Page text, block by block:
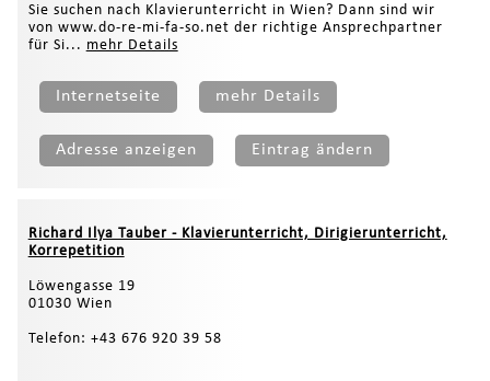
Sie suchen nach Klavierunterricht in Wien? Dann sind wir
von www.do-re-mi-fa-so.net der richtige Ansprechpartner
für Si... mehr Details
Internetseite mehr Details
Adresse anzeigen Eintrag ändern
Richard Ilya Tauber - Klavierunterricht, Dirigierunterricht,
Korrepetition
Löwengasse 19
01030 Wien
Telefon: +43 676 920 39 58